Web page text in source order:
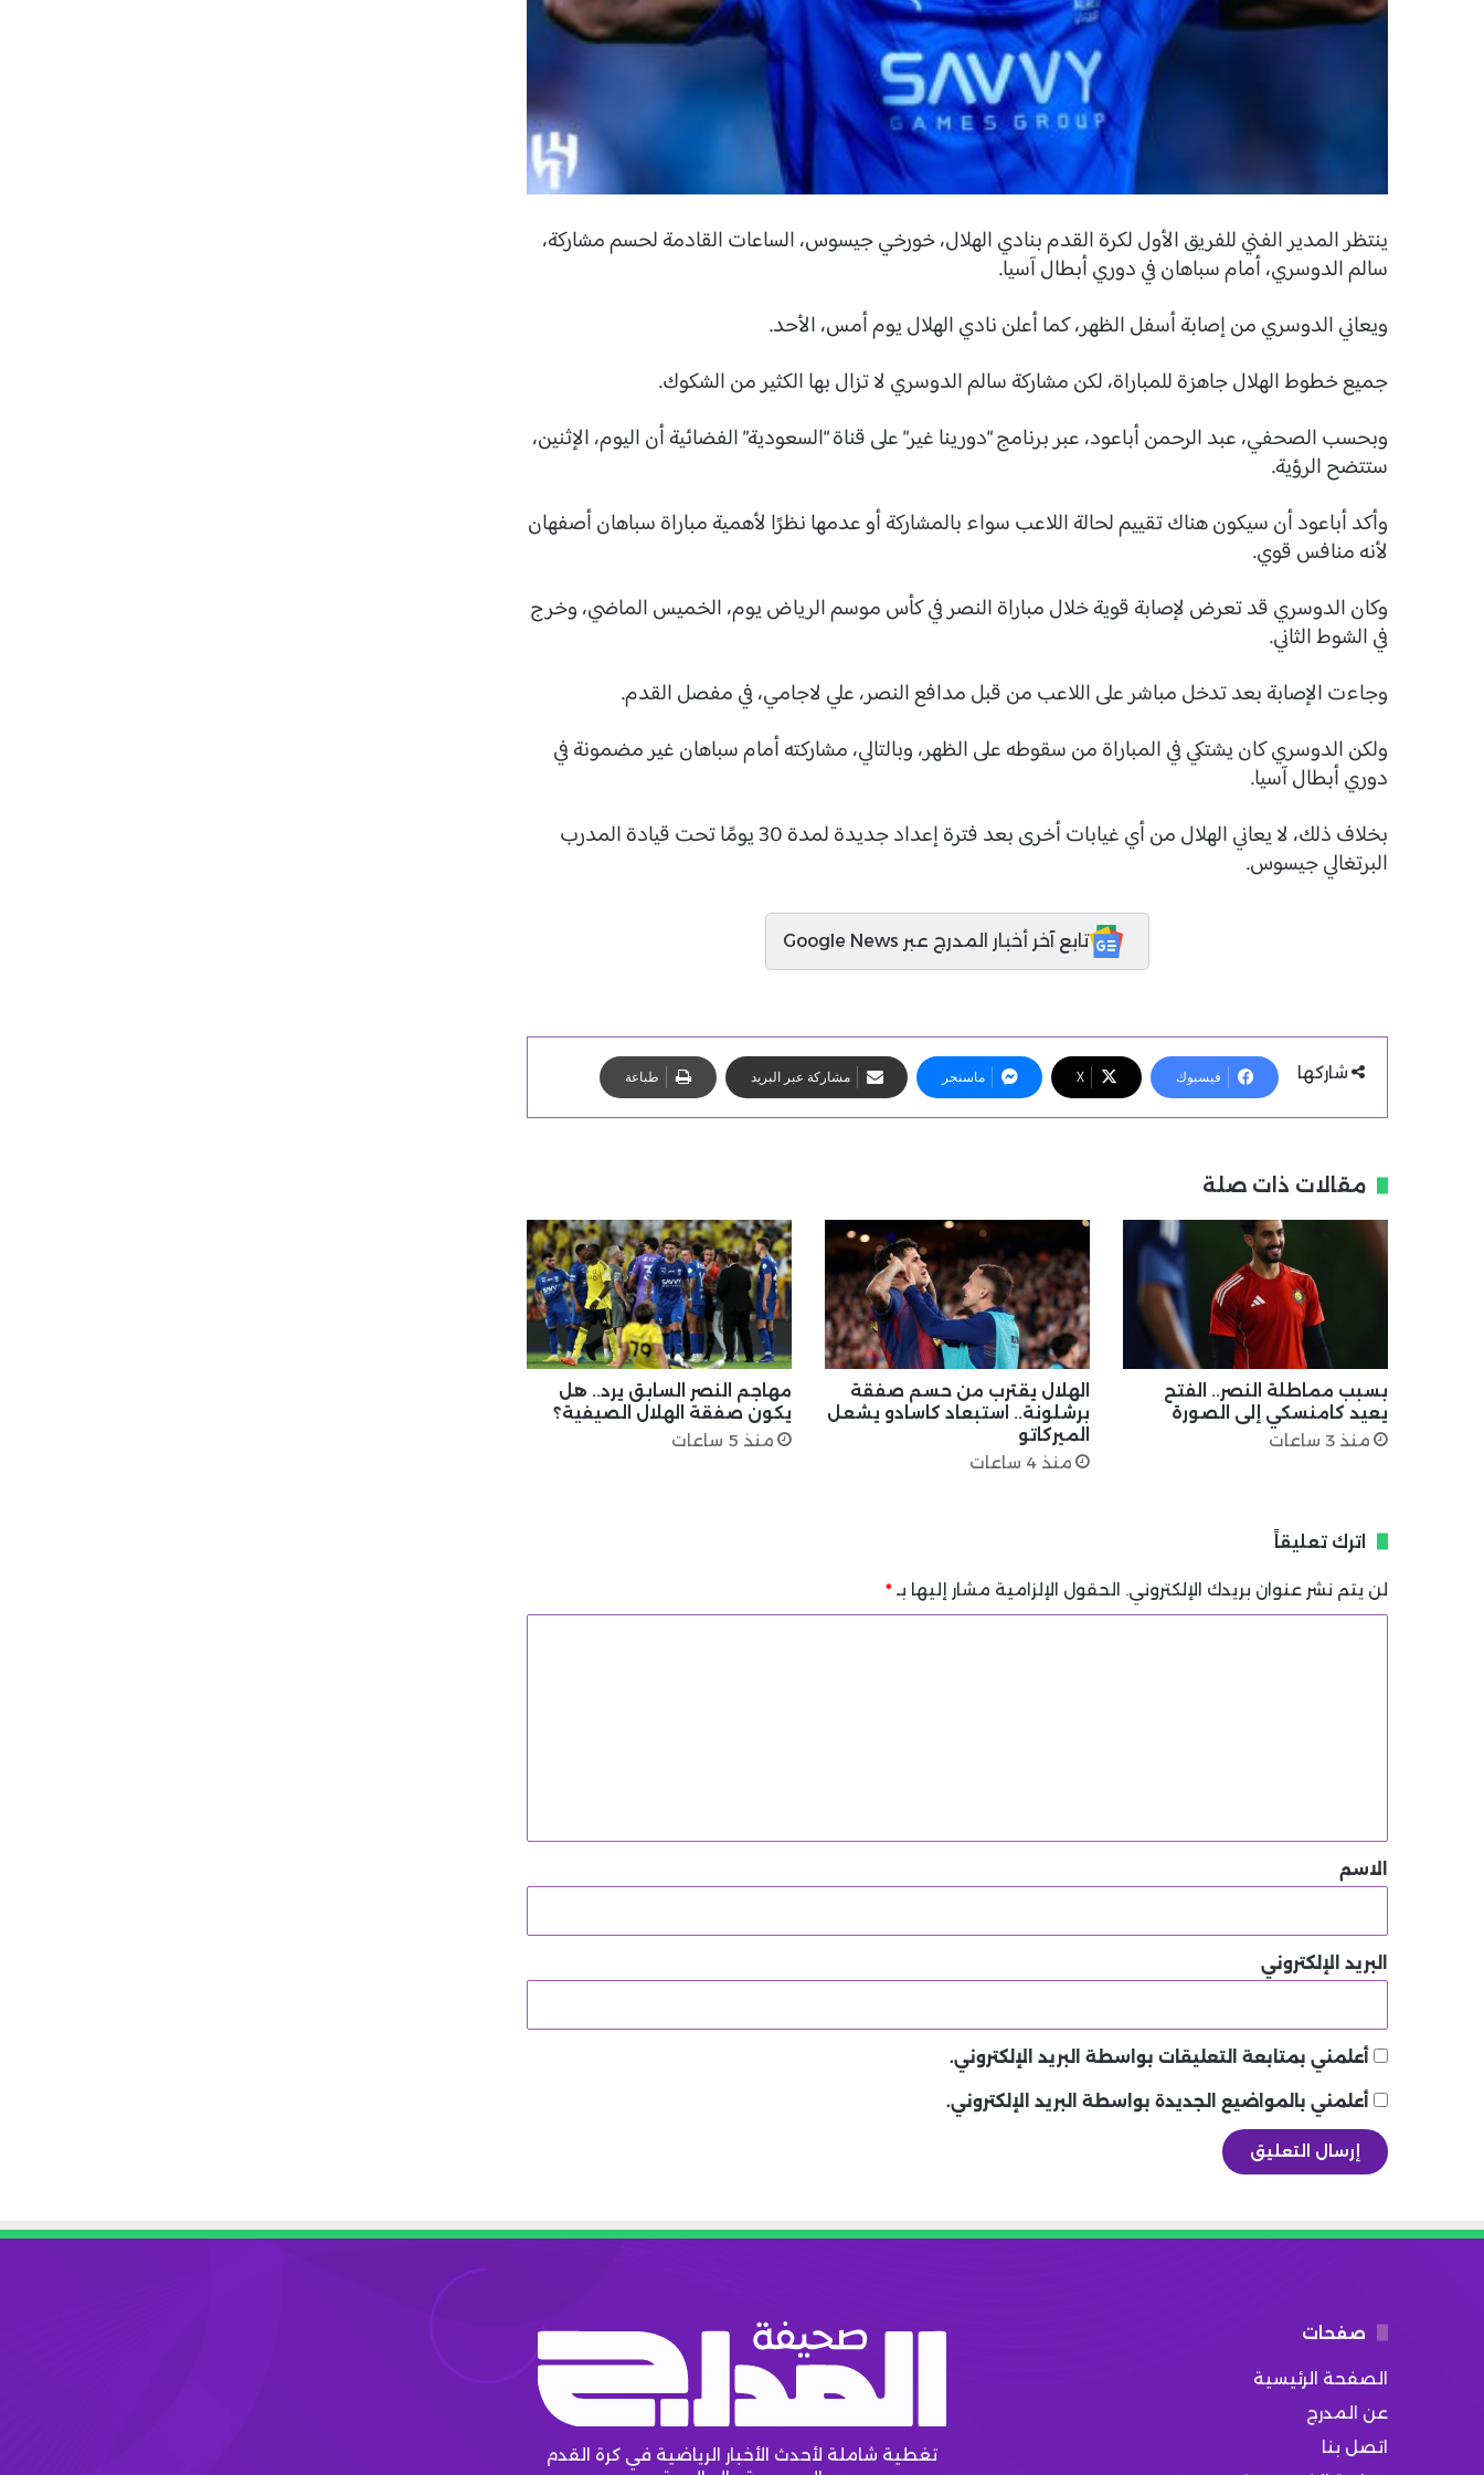
ينتظر المدير الفني للفريق الأول لكرة القدم بنادي الهلال، خورخي جيسوس، الساعات القادمة لحسم مشاركة،
سالم الدوسري، أمام سباهان في دوري أبطال آسيا.
ويعاني الدوسري من إصابة أسفل الظهر، كما أعلن نادي الهلال يوم أمس، الأحد.
جميع خطوط الهلال جاهزة للمباراة، لكن مشاركة سالم الدوسري لا تزال بها الكثير من الشكوك.
وبحسب الصحفي، عبد الرحمن أباعود، عبر برنامج “دورينا غير” على قناة “السعودية” الفضائية أن اليوم، الإثنين،
ستتضح الرؤية.
وأكد أباعود أن سيكون هناك تقييم لحالة اللاعب سواء بالمشاركة أو عدمها نظرًا لأهمية مباراة سباهان أصفهان
لأنه منافس قوي.
وكان الدوسري قد تعرض لإصابة قوية خلال مباراة النصر في كأس موسم الرياض يوم، الخميس الماضي، وخرج
في الشوط الثاني.
وجاءت الإصابة بعد تدخل مباشر على اللاعب من قبل مدافع النصر، علي لاجامي، في مفصل القدم.
ولكن الدوسري كان يشتكي في المباراة من سقوطه على الظهر، وبالتالي، مشاركته أمام سباهان غير مضمونة في
دوري أبطال آسيا.
بخلاف ذلك، لا يعاني الهلال من أي غيابات أخرى بعد فترة إعداد جديدة لمدة 30 يومًا تحت قيادة المدرب
البرتغالي جيسوس.
تابع آخر أخبار المدرج عبر Google News
شاركها فيسبوك X ماسنجر مشاركة عبر البريد طباعة
مقالات ذات صلة
بسبب مماطلة النصر.. الفتح
يعيد كامنسكي إلى الصورة
منذ 3 ساعات
الهلال يقترب من حسم صفقة
برشلونة.. استبعاد كاسادو يشعل
الميركاتو
منذ 4 ساعات
مهاجم النصر السابق يرد.. هل
يكون صفقة الهلال الصيفية؟
منذ 5 ساعات
اترك تعليقاً
لن يتم نشر عنوان بريدك الإلكتروني. الحقول الإلزامية مشار إليها بـ *
*الاسم
البريد الإلكتروني
أعلمني بمتابعة التعليقات بواسطة البريد الإلكتروني.
أعلمني بالمواضيع الجديدة بواسطة البريد الإلكتروني.
صفحات
الصفحة الرئيسية
عن المدرج
اتصل بنا
تغطية شاملة لأحدث الأخبار الرياضية في كرة القدم